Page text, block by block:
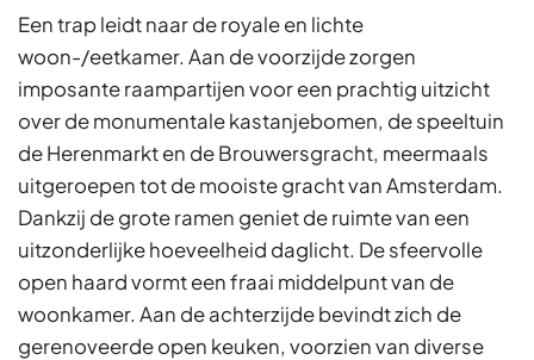
Een trap leidt naar de royale en lichte
woon-/eetkamer. Aan de voorzijde zorgen
imposante raampartijen voor een prachtig uitzicht
over de monumentale kastanjebomen, de speeltuin
de Herenmarkt en de Brouwersgracht, meermaals
uitgeroepen tot de mooiste gracht van Amsterdam.
Dankzij de grote ramen geniet de ruimte van een
uitzonderlijke hoeveelheid daglicht. De sfeervolle
open haard vormt een fraai middelpunt van de
woonkamer. Aan de achterzijde bevindt zich de
gerenoveerde open keuken, voorzien van diverse